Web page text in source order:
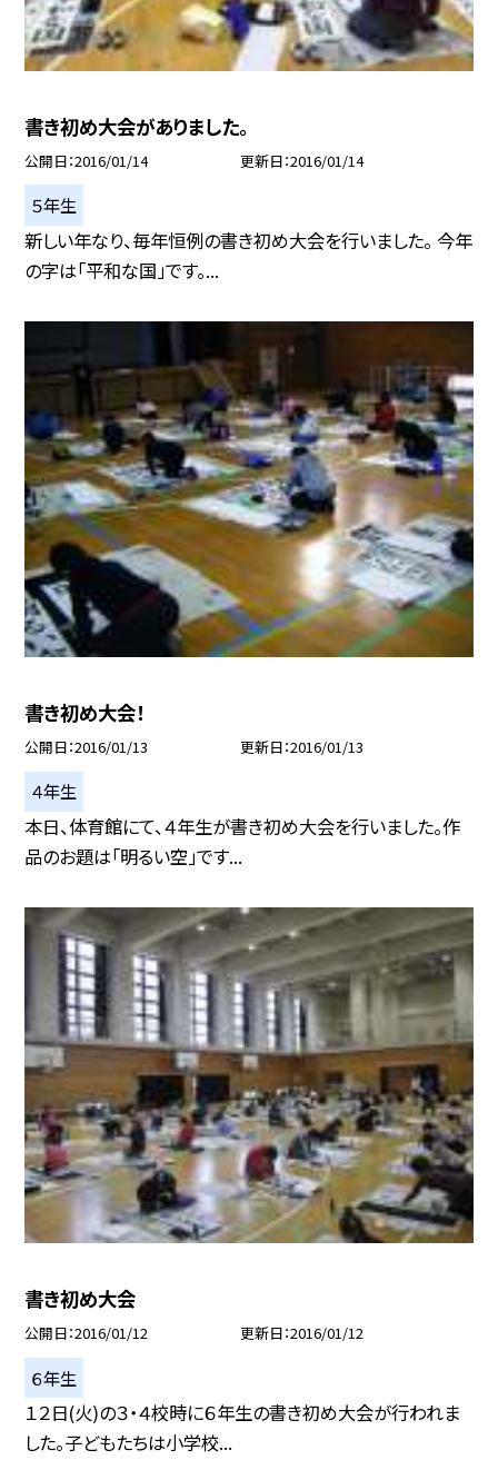
書き初め大会がありました。
公開日 2016/01/14 更新日 2016/01/14
５年生
新しい年なり、毎年恒例の書き初め大会を行いました。 今年
の字は「平和な国」です。...
書き初め大会！
公開日 2016/01/13 更新日 2016/01/13
４年生
本日、体育館にて、４年生が書き初め大会を行いました。作
品のお題は「明るい空」です...
書き初め大会
公開日 2016/01/12 更新日 2016/01/12
６年生
１２日(火)の３・４校時に６年生の書き初め大会が行われま
した。子どもたちは小学校...